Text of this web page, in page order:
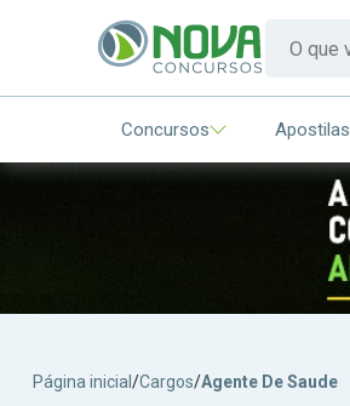
Concursos Apostilas
Página inicial /Cargos/Agente De Saude